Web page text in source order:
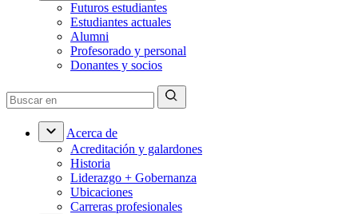
Futuros estudiantes
Estudiantes actuales
Alumni
Profesorado y personal
Donantes y socios
Acerca de
Acreditación y galardones
Historia
Liderazgo + Gobernanza
Ubicaciones
Carreras profesionales